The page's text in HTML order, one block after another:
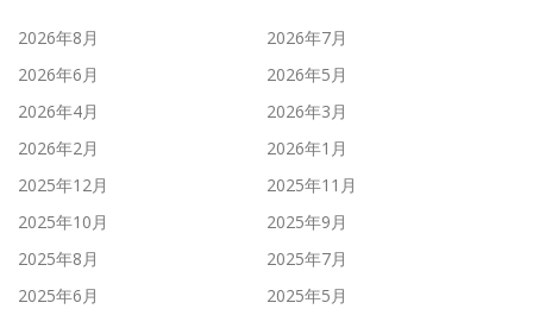
2026年8月
2026年7月
2026年6月
2026年5月
2026年4月
2026年3月
2026年2月
2026年1月
2025年12月
2025年11月
2025年10月
2025年9月
2025年8月
2025年7月
2025年6月
2025年5月